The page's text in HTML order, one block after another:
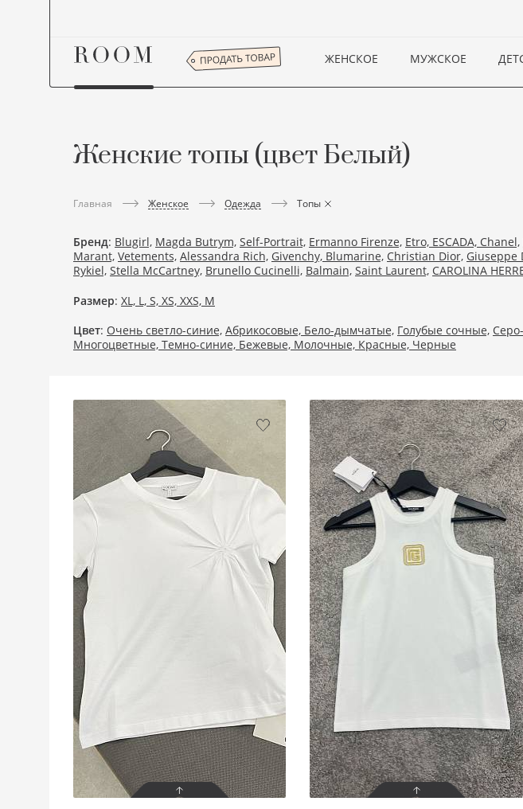
ЖЕНСКОЕ МУЖСКОЕ
Женские топы (цвет Белый)
Главная Женское Одежда Топы
Бренд: Blugirl, Magda Butrym, Self-Portrait, Ermanno Firenze, Etro, ESCADA, Chanel,
Marant, Vetements, Alessandra Rich, Givenchy, Blumarine, Christian Dior, Giuseppe
Rykiel, Stella McCartney, Brunello Cucinelli, Balmain, Saint Laurent, CAROLINA
Размер: XL, L, S, XS, XXS, M
Цвет: Очень светло-синие, Абрикосовые, Бело-дымчатые, Голубые сочные,
Многоцветные, Темно-синие, Бежевые, Молочные, Красные, Черные